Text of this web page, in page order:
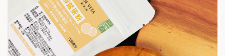
帳號專區
關於我們
毛孩健康之道